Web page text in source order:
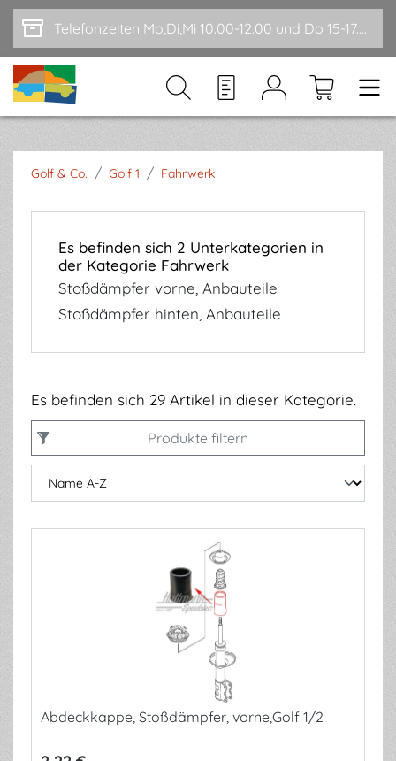
Zum Hauptinhalt springen Telefonzeiten Mo,Di,Mi 10.00-12.00 und Do 15-17.00
Golf & Co. / Golf 1 / Fahrwerk
Es befinden sich 2 Unterkategorien in
der Kategorie Fahrwerk
Stoßdämpfer vorne, Anbauteile
Stoßdämpfer hinten, Anbauteile
Es befinden sich 29 Artikel in dieser Kategorie.
Produkte filtern
Abdeckkappe, Stoßdämpfer, vorne,Golf 1/2